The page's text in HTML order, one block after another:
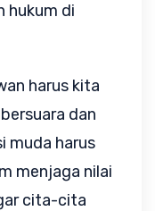
hukum di
harus kita
dan
muda harus
menjaga nilai
cita-cita